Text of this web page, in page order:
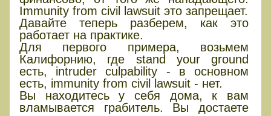
Immunity from civil lawsuit это запрещает.
Давайте теперь разберем, как это
работает на практике.
Для первого примера, возьмем
Калифорнию, где stand your ground
есть, intruder culpability - в основном
есть, immunity from civil lawsuit - нет.
Вы находитесь у себя дома, к вам
вламывается грабитель. Вы достаете